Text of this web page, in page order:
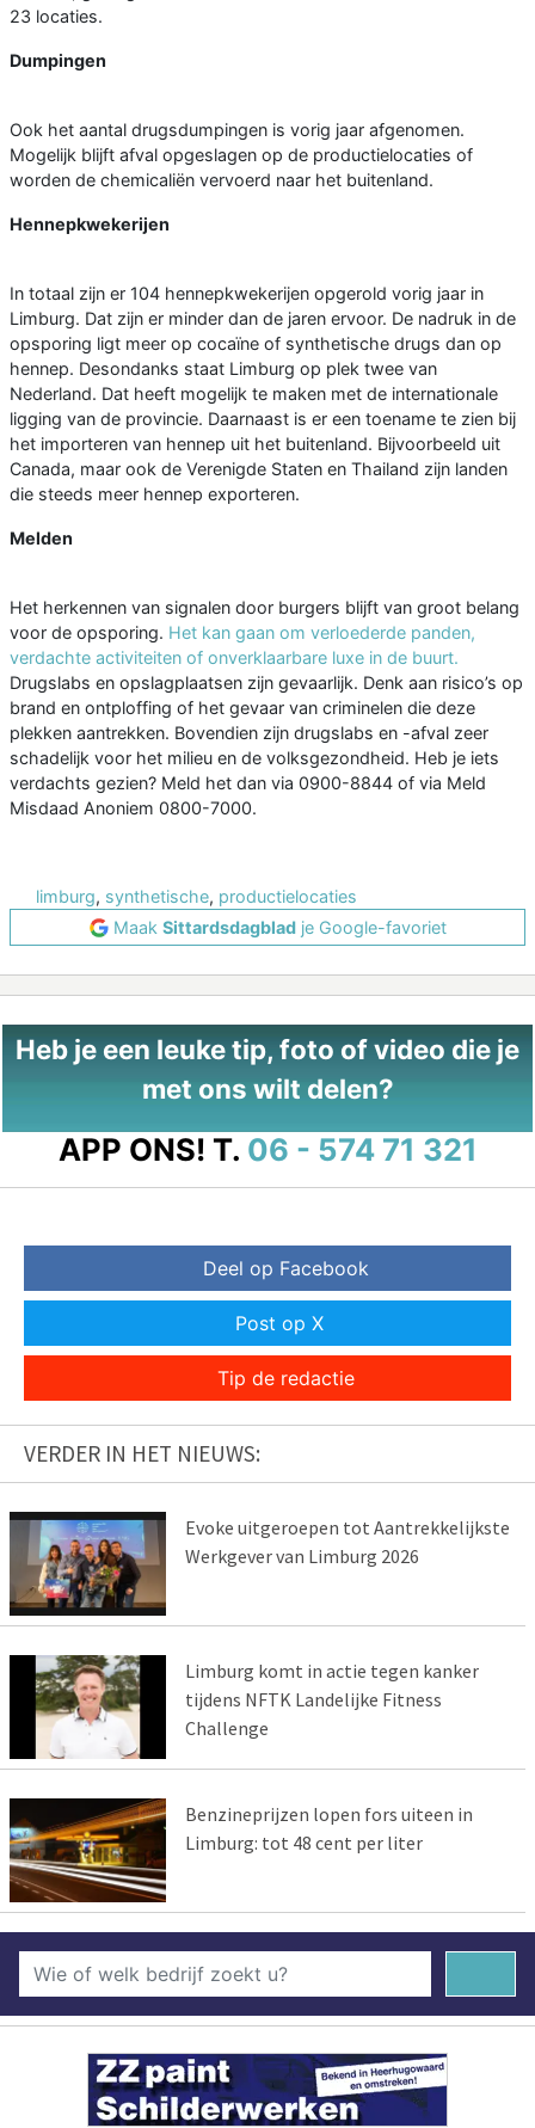
23 locaties.
Dumpingen
Ook het aantal drugsdumpingen is vorig jaar afgenomen.
Mogelijk blijft afval opgeslagen op de productielocaties of
worden de chemicaliën vervoerd naar het buitenland.
Hennepkwekerijen
In totaal zijn er 104 hennepkwekerijen opgerold vorig jaar in
Limburg. Dat zijn er minder dan de jaren ervoor. De nadruk in de
opsporing ligt meer op cocaïne of synthetische drugs dan op
hennep. Desondanks staat Limburg op plek twee van
Nederland. Dat heeft mogelijk te maken met de internationale
ligging van de provincie. Daarnaast is er een toename te zien bij
het importeren van hennep uit het buitenland. Bijvoorbeeld uit
Canada, maar ook de Verenigde Staten en Thailand zijn landen
die steeds meer hennep exporteren.
Melden
Het herkennen van signalen door burgers blijft van groot belang
voor de opsporing. Het kan gaan om verloederde panden,
verdachte activiteiten of onverklaarbare luxe in de buurt.
Drugslabs en opslagplaatsen zijn gevaarlijk. Denk aan risico’s op
brand en ontploffing of het gevaar van criminelen die deze
plekken aantrekken. Bovendien zijn drugslabs en -afval zeer
schadelijk voor het milieu en de volksgezondheid. Heb je iets
verdachts gezien? Meld het dan via 0900-8844 of via Meld
Misdaad Anoniem 0800-7000.
limburg, synthetische, productielocaties
Maak Sittardsdagbladje Google-favoriet
Heb je een leuke tip, foto of video die je
met ons wilt delen?
APP ONS! T. 06 - 574 71 321
Deel op Facebook
Post op X
Tip de redactie
VERDER IN HET NIEUWS:
Evoke uitgeroepen tot Aantrekkelijkste
Werkgever van Limburg 2026
Limburg komt in actie tegen kanker
tijdens NFTK Landelijke Fitness
Challenge
Benzineprijzen lopen fors uiteen in
Limburg: tot 48 cent per liter